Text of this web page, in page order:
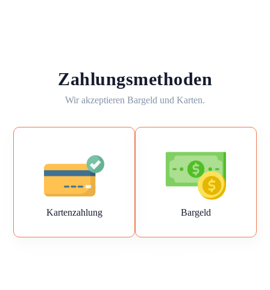
Zahlungsmethoden
Wir akzeptieren Bargeld und Karten.
Kartenzahlung Bargeld